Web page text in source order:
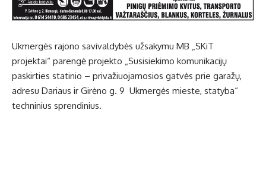
Ukmergės rajono savivaldybės užsakymu MB „SKiT
projektai“ parengė projekto „Susisiekimo komunikacijų
paskirties statinio – privažiuojamosios gatvės prie garažų,
adresu Dariaus ir Girėno g. 9 Ukmergės mieste, statyba“
techninius sprendinius.